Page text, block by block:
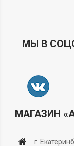
МЫ В
МАГАЗИН
г.